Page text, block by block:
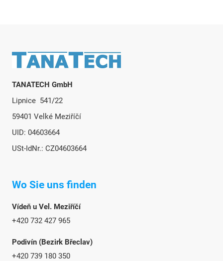
Fußzeile
TANATECH GmbH
Lipnice 541/22
59401 Velké Meziříčí
UID: 04603664
USt-IdNr.: CZ04603664
Wo Sie uns finden
Vídeň u Vel. Meziříčí
+420 732 427 965
Podivín (Bezirk Břeclav)
+420 739 180 350